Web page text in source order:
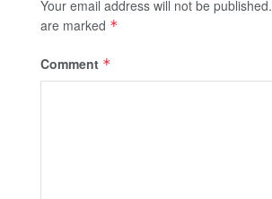
Your email address will not be published.
are marked *
Comment *